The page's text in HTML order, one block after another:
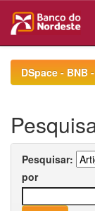
navigationDSpace - BNB
Pesquisar:
por